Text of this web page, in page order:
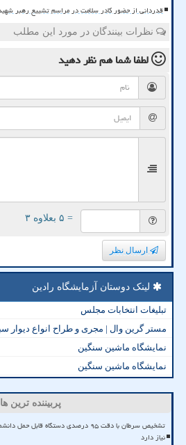
قدردانی از حضور کادر سلامت در مراسم تشییع رهبر
نظرات بینندگان در مورد این مطلب
لطفا شما همنظر دهید
= ۵ بعلاوه ۳
ارسال نظر
لینک دوستان آزمایشگاه رادین
تبلیغات انتخابات مجلس
مستر گرین وال | مجری و طراح انواع دیوار
نمایشگاه ماشین سنگین
نمایشگاه ماشین سنگین
پربیننده ترین ها
تشخیص سرطان با دقت ۹۵ درصدی دستگاه
نیاز دارد